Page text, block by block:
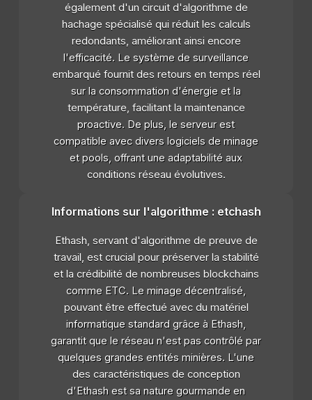
également d'un circuit d'algorithme de
hachage spécialisé qui réduit les calculs
redondants, améliorant ainsi encore
l'efficacité. Le système de surveillance
embarqué fournit des retours en temps réel
sur la consommation d'énergie et la
température, facilitant la maintenance
proactive. De plus, le serveur est
compatible avec divers logiciels de minage
et pools, offrant une adaptabilité aux
conditions réseau évolutives.
Informations sur l'algorithme : etchash
Ethash, servant d'algorithme de preuve de
travail, est crucial pour préserver la stabilité
et la crédibilité de nombreuses blockchains
comme ETC. Le minage décentralisé,
pouvant être effectué avec du matériel
informatique standard grâce à Ethash,
garantit que le réseau n'est pas contrôlé par
quelques grandes entités minières. L'une
des caractéristiques de conception
d'Ethash est sa nature gourmande en